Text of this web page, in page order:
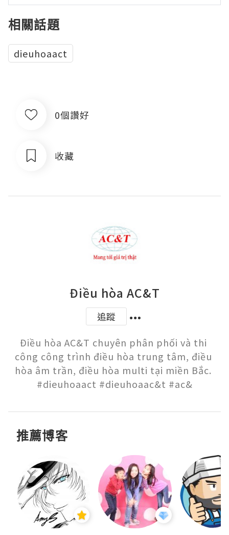
相關話題
dieuhoaact
0個讚好
收藏
Điều hòa AC&T
追蹤
Điều hòa AC&T chuyên phân phối và thi
công công trình điều hòa trung tâm, điều
hòa âm trần, điều hòa multi tại miền Bắc.
#dieuhoaact #dieuhoaac&t #ac&
推薦博客